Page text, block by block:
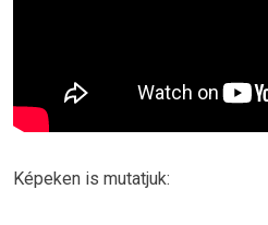
Képeken is mutatjuk: